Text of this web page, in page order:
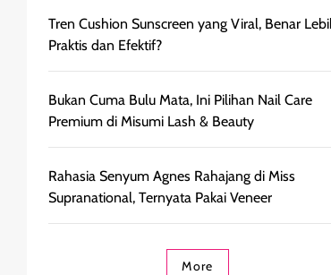
Tren Cushion Sunscreen yang Viral, Benar
Praktis dan Efektif?
Bukan Cuma Bulu Mata, Ini Pilihan Nail Care
Premium di Misumi Lash & Beauty
Rahasia Senyum Agnes Rahajang di Miss
Supranational, Ternyata Pakai Veneer
More